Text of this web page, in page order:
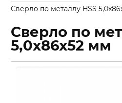
Сверло по металлу HSS
Сверло по
5,0x86x52 мм